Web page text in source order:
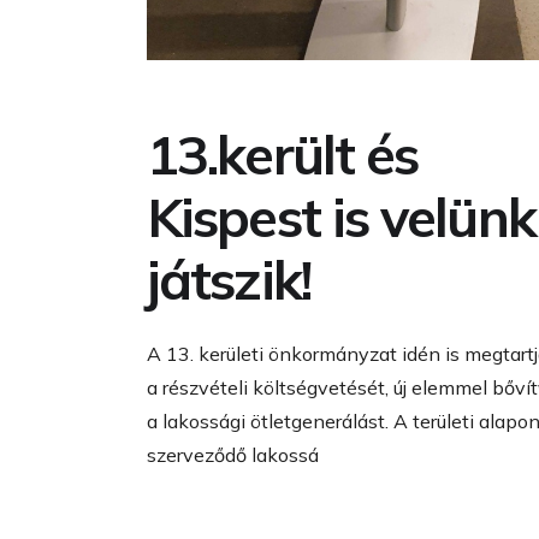
13.került és
Kispest is velünk
játszik!
A 13. kerületi önkormányzat idén is
a részvételi költségvetését, új elemmel
a lakossági ötletgenerálást. A területi alapon
szerveződő lakossá